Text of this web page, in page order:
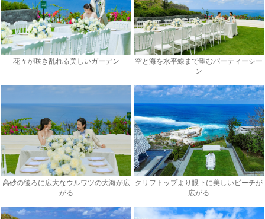
花々が咲き乱れる美しいガーデン
空と海を水平線まで望むパーティーシー
ン
高砂の後ろに広大なウルワツの大海が広
がる
クリフトップより眼下に美しいビーチが
広がる